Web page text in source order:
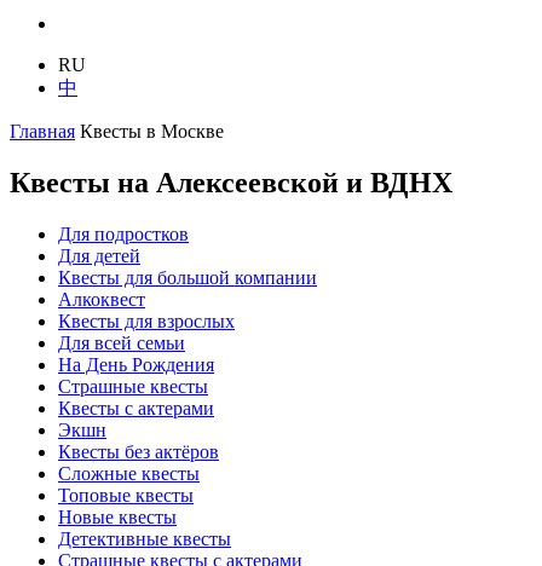
RU
中
Главная Квесты в Москве
Квесты на Алексеевской и ВДНХ
Для подростков
Для детей
Квесты для большой компании
Алкоквест
Квесты для взрослых
Для всей семьи
На День Рождения
Страшные квесты
Квесты с актерами
Экшн
Квесты без актёров
Сложные квесты
Топовые квесты
Новые квесты
Детективные квесты
Страшные квесты с актерами